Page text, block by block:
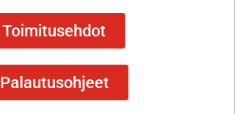
Toimitusehdot
Palautusohjeet